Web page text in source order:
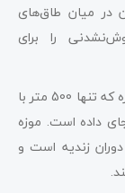
میان طاق‌های
را برای
واقع در نزدیکی ارگ کریم خان، این موزه که تنها 500 متر با
داده است. موزه
زندیه است و